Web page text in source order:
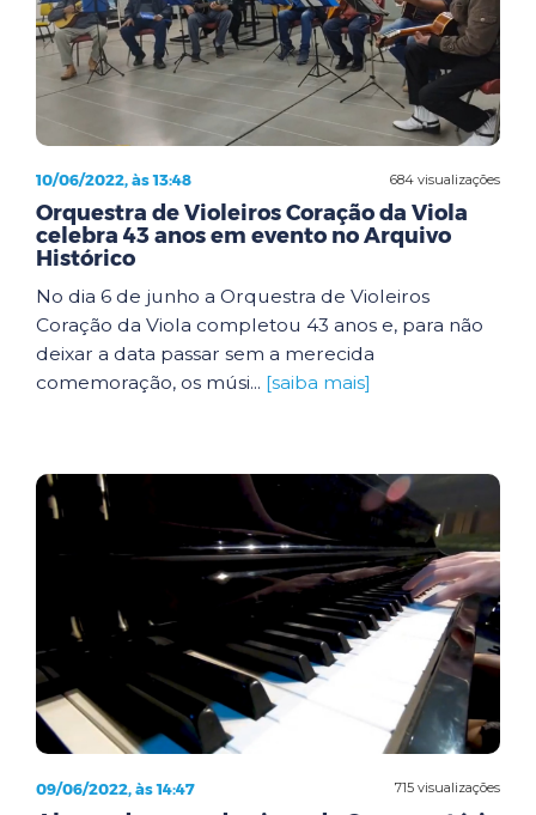
684 visualizações
10/06/2022, às 13:48
Orquestra de Violeiros Coração da Viola
celebra 43 anos em evento no Arquivo
Histórico
No dia 6 de junho a Orquestra de Violeiros
Coração da Viola completou 43 anos e, para não
deixar a data passar sem a merecida
comemoração, os músi... [saiba mais]
715 visualizações
09/06/2022, às 14:47